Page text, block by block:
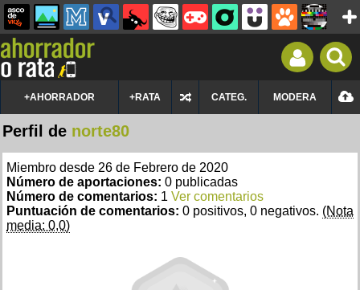
+AHORRADOR +RATA CATEG. MODERA
Perfil de norte80
Miembro desde 26 de Febrero de 2020
Número de aportaciones: 0 publicadas
Número de comentarios: 1 Ver comentarios
Puntuación de comentarios: 0 positivos, 0 negativos. (Nota
media: 0,0)